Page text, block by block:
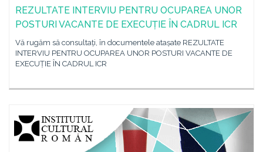
REZULTATE INTERVIU PENTRU OCUPAREA UNOR
POSTURI VACANTE DE EXECUȚIE ÎN CADRUL ICR
Vă rugăm să consultați, în documentele atașate REZULTATE
INTERVIU PENTRU OCUPAREA UNOR POSTURI VACANTE DE
EXECUȚIE ÎN CADRUL ICR